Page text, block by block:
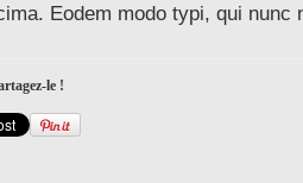
Eodem modo typi, qui
le !